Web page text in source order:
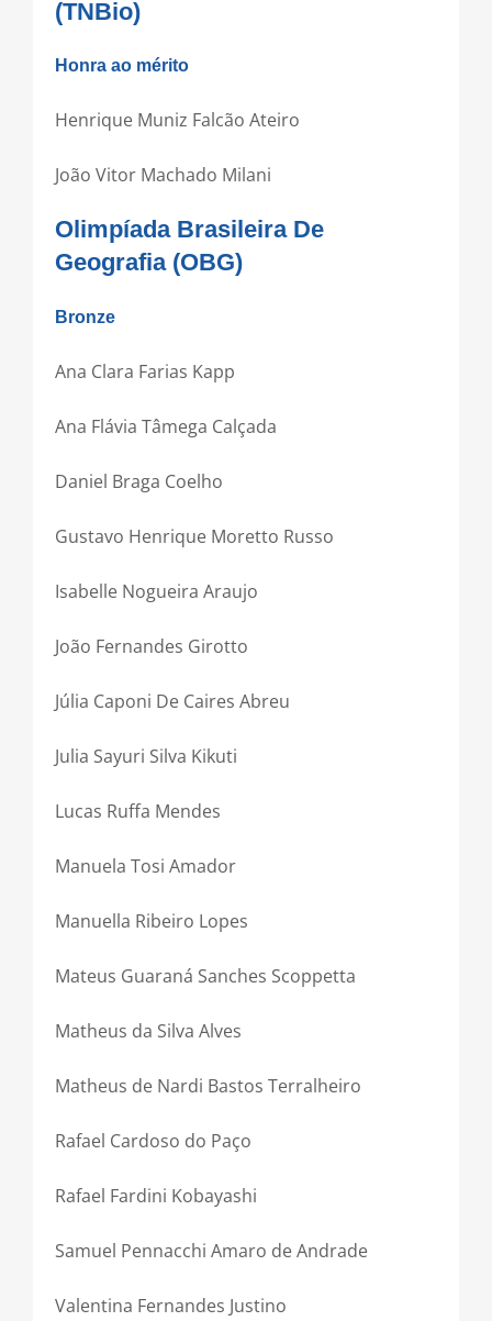
(TNBio)
Honra ao mérito
Henrique Muniz Falcão Ateiro
João Vitor Machado Milani
Olimpíada Brasileira De
Geografia (OBG)
Bronze
Ana Clara Farias Kapp
Ana Flávia Tâmega Calçada
Daniel Braga Coelho
Gustavo Henrique Moretto Russo
Isabelle Nogueira Araujo
João Fernandes Girotto
Júlia Caponi De Caires Abreu
Julia Sayuri Silva Kikuti
Lucas Ruffa Mendes
Manuela Tosi Amador
Manuella Ribeiro Lopes
Mateus Guaraná Sanches Scoppetta
Matheus da Silva Alves
Matheus de Nardi Bastos Terralheiro
Rafael Cardoso do Paço
Rafael Fardini Kobayashi
Samuel Pennacchi Amaro de Andrade
Valentina Fernandes Justino